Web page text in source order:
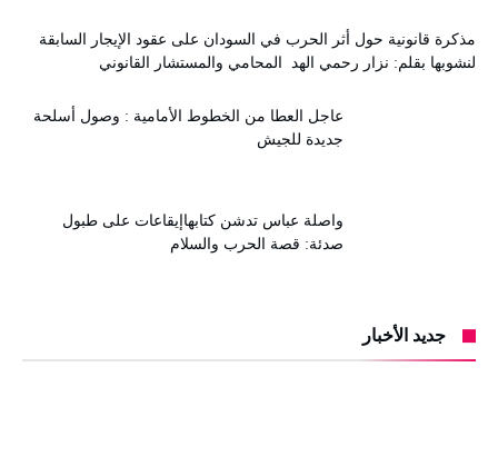
مذكرة قانونية حول أثر الحرب في السودان على عقود الإيجار السابقة
لنشوبها بقلم: نزار رحمي الهد المحامي والمستشار القانوني
عاجل العطا من الخطوط الأمامية : وصول أسلحة
جديدة للجيش
واصلة عباس تدشن كتابهاإيقاعات على طبول
صدئة: قصة الحرب والسلام
جديد الأخبار